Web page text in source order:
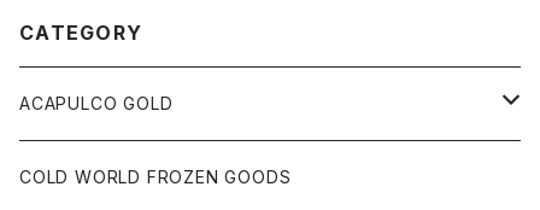
CATEGORY
ACAPULCO GOLD
S/S TEE
COLD WORLD FROZEN GOODS